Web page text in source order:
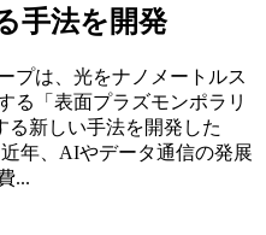
手法を開発
プは、光をナノメートルス
る「表面プラズモンポラリ
る新しい手法を開発した
年、AIやデータ通信の発展
...